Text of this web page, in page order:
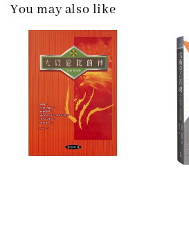
You may also like